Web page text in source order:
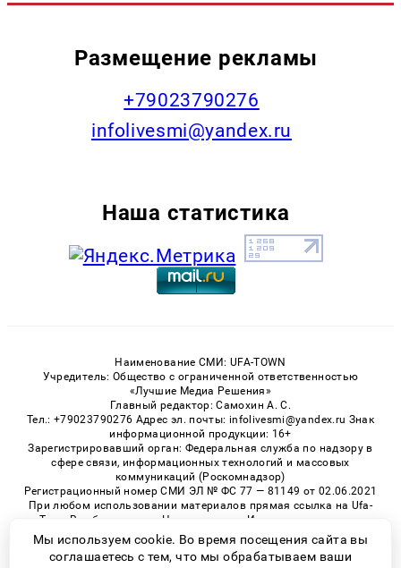
Размещение рекламы
+79023790276
infolivesmi@yandex.ru
Наша статистика
Наименование СМИ: UFA-TOWN
Учредитель: Общество с ограниченной ответственностью
«Лучшие Медиа Решения»
Главный редактор: Самохин А. С.
Тел.: +79023790276 Адрес эл. почты: infolivesmi@yandex.ru Знак
информационной продукции: 16+
Зарегистрировавший орган: Федеральная служба по надзору в
сфере связи, информационных технологий и массовых
коммуникаций (Роскомнадзор)
Регистрационный номер СМИ ЭЛ № ФС 77 — 81149 от 02.06.2021
При любом использовании материалов прямая ссылка на Ufa-
Town.Ru обязательна. Цитирование в Интернете возможно
только при наличии письменного разрешения.
Мы используем cookie. Во время посещения сайта вы
соглашаетесь с тем, что мы обрабатываем ваши